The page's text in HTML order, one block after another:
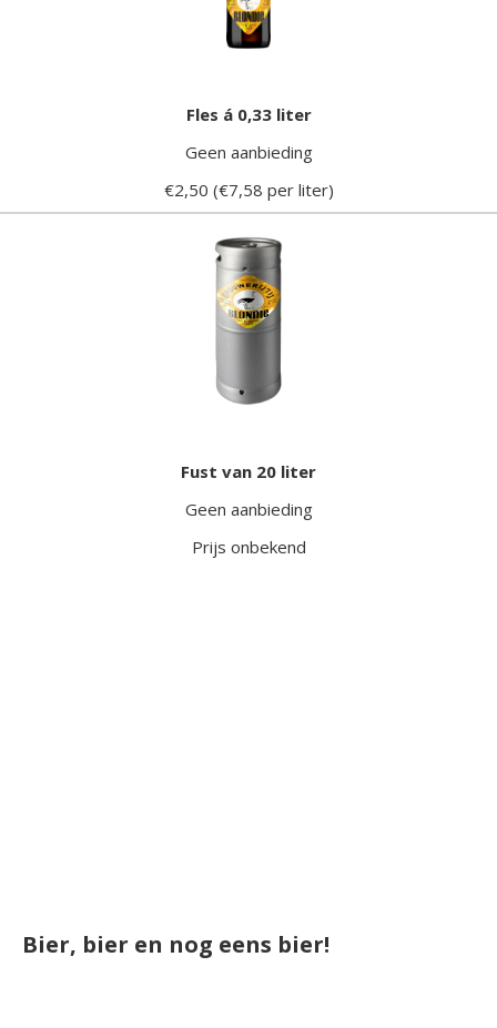
Fles á 0,33 liter
Geen aanbieding
€2,50 (€7,58 per liter)
Fust van 20 liter
Geen aanbieding
Prijs onbekend
Bier, bier en nog eens bier!